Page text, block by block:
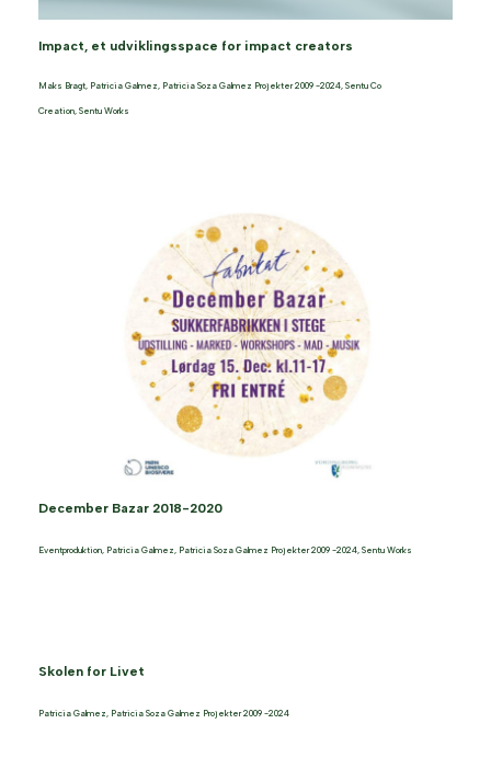
Impact, et udviklingsspace for impact creators
Maks Bragt Patricia Galmez Patricia Soza Galmez Projekter 2009 -2024 Sentu Co
Creation Sentu Works
December Bazar 2018-2020
Eventproduktion, Patricia Galmez, Patricia Soza Galmez Projekter 2009 -2024, Sentu Works
Skolen for Livet
Patricia Galmez, Patricia Soza Galmez Projekter 2009 -2024